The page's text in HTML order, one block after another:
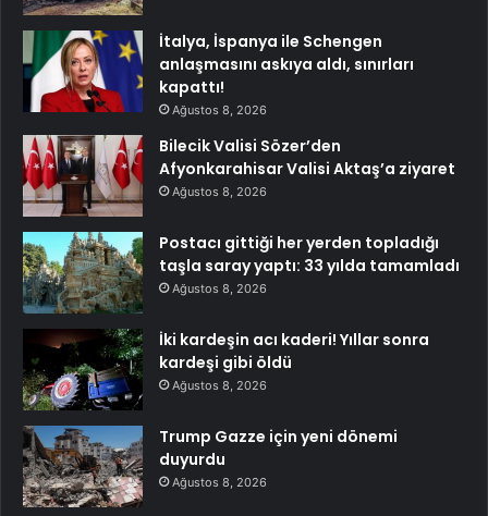
İtalya, İspanya ile Schengen
anlaşmasını askıya aldı, sınırları
kapattı!
Ağustos 8, 2026
Bilecik Valisi Sözer’den
Afyonkarahisar Valisi Aktaş’a ziyaret
Ağustos 8, 2026
Postacı gittiği her yerden topladığı
taşla saray yaptı: 33 yılda tamamladı
Ağustos 8, 2026
İki kardeşin acı kaderi! Yıllar sonra
kardeşi gibi öldü
Ağustos 8, 2026
Trump Gazze için yeni dönemi
duyurdu
Ağustos 8, 2026